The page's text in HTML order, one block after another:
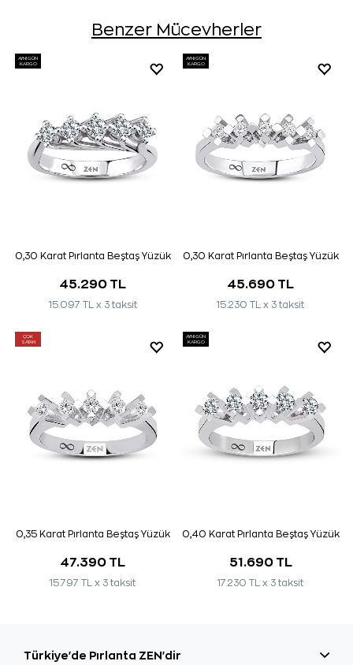
Benzer Mücevherler
AYNI GÜN
KARGO
0,30 Karat Pırlanta Beştaş Yüzük
45.290 TL
15.097 TL x 3 taksit
AYNI GÜN
KARGO
0,30 Karat Pırlanta Beştaş Yüzük
45.690 TL
15.230 TL x 3 taksit
ÇOK
SATAN
0,35 Karat Pırlanta Beştaş Yüzük
47.390 TL
15.797 TL x 3 taksit
AYNI GÜN
KARGO
0,40 Karat Pırlanta Beştaş Yüzük
51.690 TL
17.230 TL x 3 taksit
Türkiye'de Pırlanta ZEN'dir